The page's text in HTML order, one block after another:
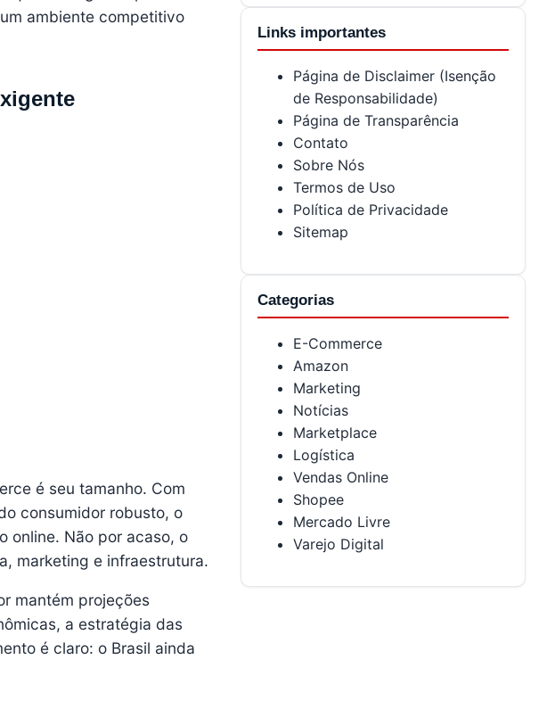
ambiente competitivo
é seu tamanho. Com
consumidor robusto, o
online. Não por acaso, o
marketing e infraestrutura.
mantém projeções
a estratégia das
é claro: o Brasil ainda
Links importantes
Página de Disclaimer (Isenção
de Responsabilidade)
Página de Transparência
Contato
Sobre Nós
Termos de Uso
Política de Privacidade
Sitemap
Categorias
E-Commerce
Amazon
Marketing
Notícias
Marketplace
Logística
Vendas Online
Shopee
Mercado Livre
Varejo Digital